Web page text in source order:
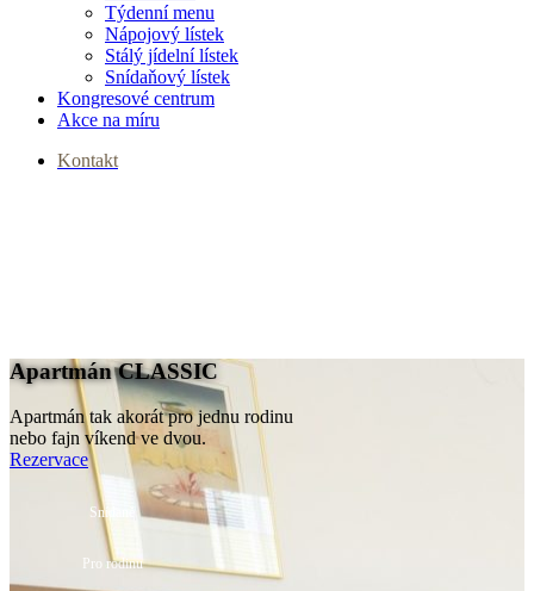
Týdenní menu
Nápojový lístek
Stálý jídelní lístek
Snídaňový lístek
Kongresové centrum
Akce na míru
Kontakt
Apartmán CLASSIC
Apartmán tak akorát pro jednu rodinu
nebo fajn víkend ve dvou.
Rezervace
Snídaně
Pro rodinu